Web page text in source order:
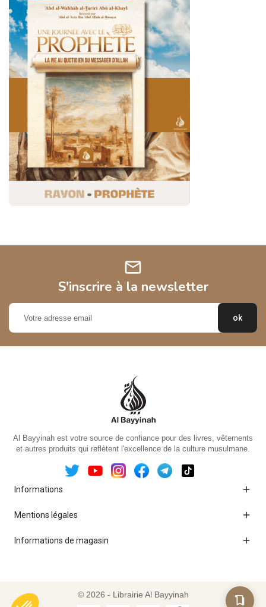
mail
S'inscrire à la newsletter
Al Bayyinah est votre source de confiance pour des livres, vêtements
et autres produits qui reflètent l'excellence de la culture musulmane.
Informations 
Mentions légales 
Informations de magasin 
© 2026 - Librairie Al Bayyinah